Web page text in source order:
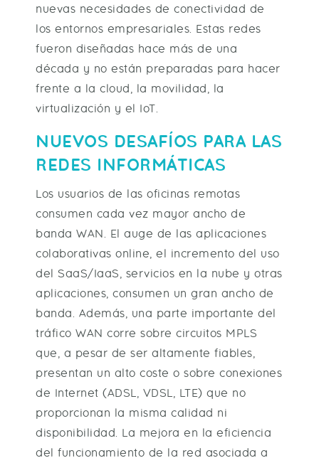
nuevas necesidades de conectividad de
los entornos empresariales. Estas redes
fueron diseñadas hace más de una
década y no están preparadas para hacer
frente a la cloud, la movilidad, la
virtualización y el IoT.
NUEVOS DESAFÍOS PARA LAS
REDES INFORMÁTICAS
Los usuarios de las oficinas remotas
consumen cada vez mayor ancho de
banda WAN. El auge de las aplicaciones
colaborativas online, el incremento del uso
del SaaS/IaaS, servicios en la nube y otras
aplicaciones, consumen un gran ancho de
banda. Además, una parte importante del
tráfico WAN corre sobre circuitos MPLS
que, a pesar de ser altamente fiables,
presentan un alto coste o sobre conexiones
de Internet (ADSL, VDSL, LTE) que no
proporcionan la misma calidad ni
disponibilidad. La mejora en la eficiencia
del funcionamiento de la red asociada a